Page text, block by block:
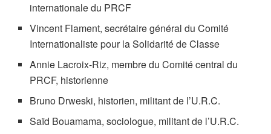
internationale du PRCF
Vincent Flament, secrétaire général du Comité
Internationaliste pour la Solidarité de Classe
Annie Lacroix-Riz, membre du Comité central du
PRCF, historienne
Bruno Drweski, historien, militant de l’U.R.C.
Saïd Bouamama, sociologue, militant de l’U.R.C.